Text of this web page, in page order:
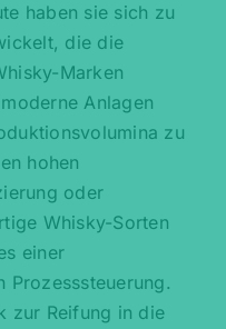
haben sie sich zu
die die
Marken
Anlagen
zu
hohen
oder
Whisky-Sorten
einer
Prozesssteuerung.
zur Reifung in die